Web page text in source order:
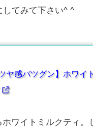
してみて下さい^ ^
ヤ感バツグン】ホワイ
ワイトミルクティ。